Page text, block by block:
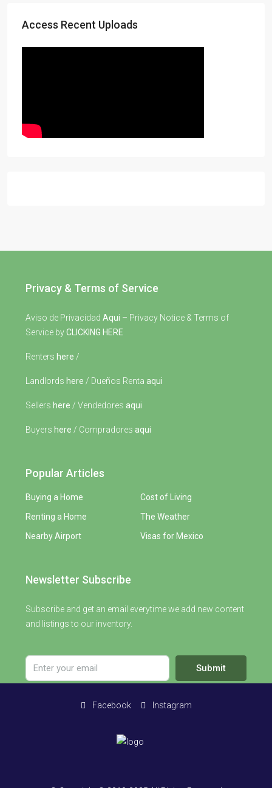
Access Recent Uploads
Privacy & Terms of Service
Aviso de Privacidad Aqui – Privacy Notice & Terms of
Service byCLICKING HERE
Renters here /
Landlords here / Dueños Renta aqui
Sellers here / Vendedores aqui
Buyers here / Compradores aqui
Popular Articles
Buying a Home
Renting a Home
Nearby Airport
Cost of Living
The Weather
Visas for Mexico
Newsletter Subscribe
Subscribe and get an email everytime we add new content
and listings to our inventory.
Submit
Facebook Instagram